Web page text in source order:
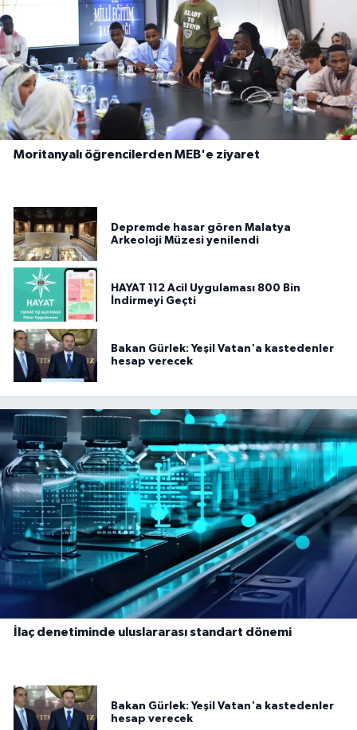
Moritanyalı öğrencilerden MEB'e ziyaret
Depremde hasar gören Malatya
Arkeoloji Müzesi yenilendi
HAYAT 112 Acil Uygulaması 800 Bin
İndirmeyi Geçti
Bakan Gürlek: Yeşil Vatan'a kastedenler
hesap verecek
İlaç denetiminde uluslararası standart dönemi
Bakan Gürlek: Yeşil Vatan'a kastedenler
hesap verecek